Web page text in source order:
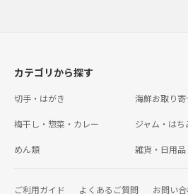
カテゴリから探す
切手・はがき 海鮮お取り寄
梅干し・惣菜・カレー ジャム・はち
めん類 雑貨・日用品
ご利用ガイド よくあるご質問 お問い